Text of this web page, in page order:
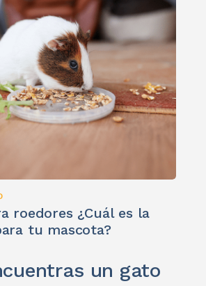
roedores ¿Cuál es la
tu mascota?
un gato